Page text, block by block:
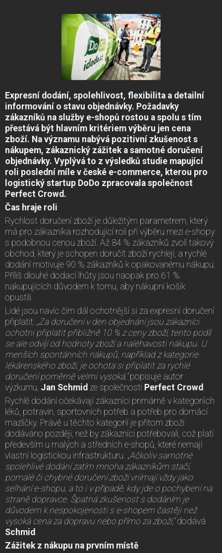
Expresní dodání, spolehlivost, flexibilita a detailní
informování o stavu objednávky. Požadavky
zákazníků na služby e-shopů rostou a spolu s tím
přestává být hlavním kritériem výběru jen cena
zboží. Na významu nabývá pozitivní zkušenost s
nákupem, zákaznický zážitek a samotné doručení
objednávky. Vyplývá to z výsledků studie mapující
roli poslední míle v české e-commerce, kterou pro
logistický startup DoDo zpracovala společnost
Perfect Crowd.
Čas hraje roli
Rychlost doručení zboží je důležitým parametrem, který
má pro zákazníka rozhodující roli při výběru mezi e-shopy
s podobnou cenou zboží. Až 84 % zákazníků zvolí takový
obchod, který je schopen doručit zboží rychleji, a rychlé
dodání motivuje 90 % zákazníků k opakovanému nákupu.
Příliš dlouhé dodací lhůty jsou naopak pro 61 %
nakupujících důvodem k tomu, aby nákupní košík
opustili.
Lidé jsou navíc čím dál ochotnější si za expresní doručení
připlatit: „Za doručení v den objednání jsou zákazníci
ochotni připlatit přibližně 10 % z ceny zboží, tento podíl
se ale odvíjí od hodnoty zboží a naléhavosti nákupu. U
menších spontánních nákupů, například z kategorie
lékárenského zboží, je ochota si připlatit za rychlé
doručení poměrně velmi vysoká,“popisuje autor
výzkumu, Jan Schmid ze společnosti Perfect Crowd
Rychlé dodání očekávají zákazníci primárně v kategoriích
léků, potravin, sportovních potřeb a potřeb pro domácí
mazlíčky. Právě u těchto kategorií je přitom zboží
dodáváno později, než by zákazníci potřebovali, což platí
především u malých a středních e-shopů, které nemají
vlastní logistickou infrastrukturu. „Ačkoliv samotné
spolehlivé dodání zatím mnoha zákazníkům stačí,
pomalé či chybné doručení zboží vnímají vždy jako
selhání e-shopu, a to i v případě, kdy jde o pochybení na
straně dopravce. Špatná zkušenost s dodáním je
důvodem k nespokojenosti s e-shopem častěji než
vysoká cena za dopravu nebo přímo za zboží,“dodává
Schmid
Zážitek z nákupu na prvním místě